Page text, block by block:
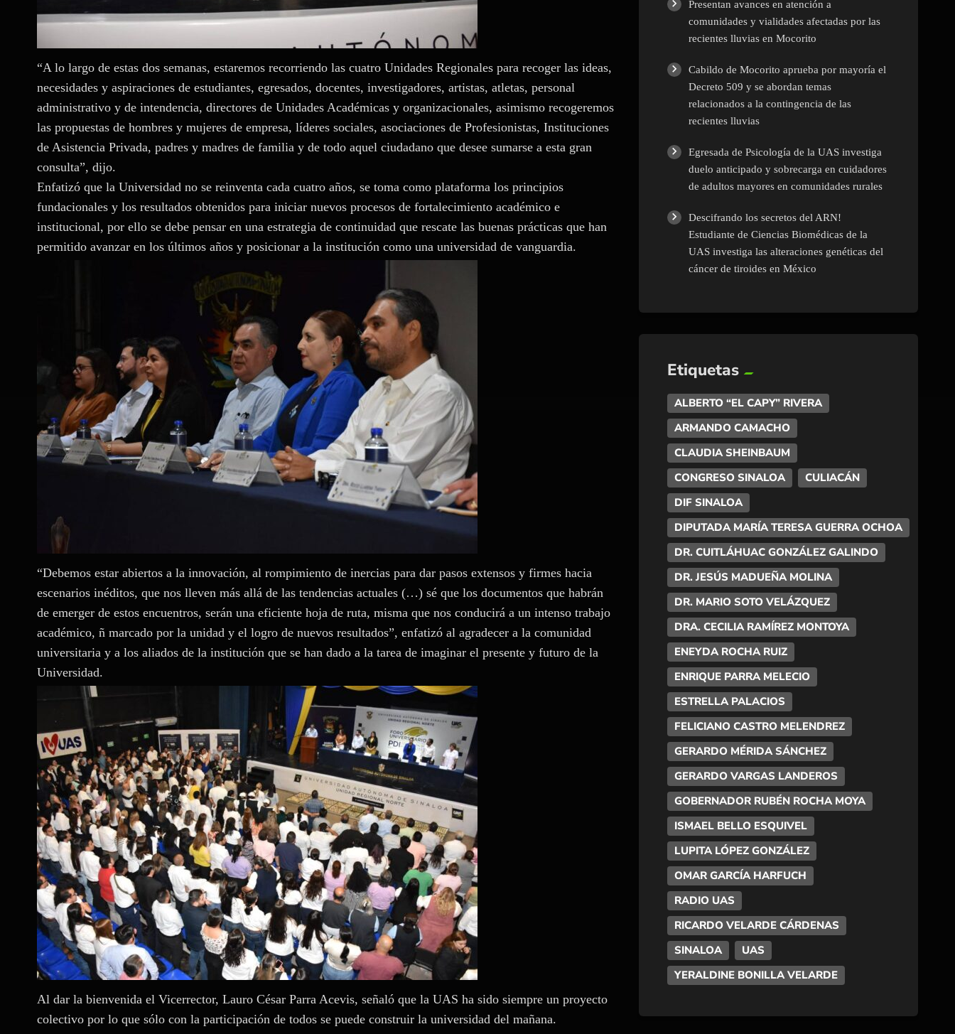
“A lo largo de estas dos semanas, estaremos recorriendo las cuatro Unidades Regionales para recoger las ideas,
necesidades y aspiraciones de estudiantes, egresados, docentes, investigadores, artistas, atletas, personal
administrativo y de intendencia, directores de Unidades Académicas y organizacionales, asimismo recogeremos
las propuestas de hombres y mujeres de empresa, líderes sociales, asociaciones de Profesionistas, Instituciones
de Asistencia Privada, padres y madres de familia y de todo aquel ciudadano que desee sumarse a esta gran
consulta”, dijo.
Enfatizó que la Universidad no se reinventa cada cuatro años, se toma como plataforma los principios
fundacionales y los resultados obtenidos para iniciar nuevos procesos de fortalecimiento académico e
institucional, por ello se debe pensar en una estrategia de continuidad que rescate las buenas prácticas que han
permitido avanzar en los últimos años y posicionar a la institución como una universidad de vanguardia.
“Debemos estar abiertos a la innovación, al rompimiento de inercias para dar pasos extensos y firmes hacia
escenarios inéditos, que nos lleven más allá de las tendencias actuales (…) sé que los documentos que habrán
de emerger de estos encuentros, serán una eficiente hoja de ruta, misma que nos conducirá a un intenso trabajo
académico, ñ marcado por la unidad y el logro de nuevos resultados”, enfatizó al agradecer a la comunidad
universitaria y a los aliados de la institución que se han dado a la tarea de imaginar el presente y futuro de la
Universidad.
Al dar la bienvenida el Vicerrector, Lauro César Parra Acevis, señaló que la UAS ha sido siempre un proyecto
colectivo por lo que sólo con la participación de todos se puede construir la universidad del mañana.
Presentan avances en atención a
comunidades y vialidades afectadas por las
recientes lluvias en Mocorito
Cabildo de Mocorito aprueba por mayoría el
Decreto 509 y se abordan temas
relacionados a la contingencia de las
recientes lluvias
Egresada de Psicología de la UAS investiga
duelo anticipado y sobrecarga en cuidadores
de adultos mayores en comunidades rurales
Descifrando los secretos del ARN!
Estudiante de Ciencias Biomédicas de la
UAS investiga las alteraciones genéticas del
cáncer de tiroides en México
Etiquetas
ALBERTO “EL CAPY” RIVERA
ARMANDO CAMACHO
CLAUDIA SHEINBAUM
CONGRESO SINALOA
CULIACÁN
DIF SINALOA
DIPUTADA MARÍA TERESA GUERRA OCHOA
DR. CUITLÁHUAC GONZÁLEZ GALINDO
DR. JESÚS MADUEÑA MOLINA
DR. MARIO SOTO VELÁZQUEZ
DRA. CECILIA RAMÍREZ MONTOYA
ENEYDA ROCHA RUIZ
ENRIQUE PARRA MELECIO
ESTRELLA PALACIOS
FELICIANO CASTRO MELENDREZ
GERARDO MÉRIDA SÁNCHEZ
GERARDO VARGAS LANDEROS
GOBERNADOR RUBÉN ROCHA MOYA
ISMAEL BELLO ESQUIVEL
LUPITA LÓPEZ GONZÁLEZ
OMAR GARCÍA HARFUCH
RADIO UAS
RICARDO VELARDE CÁRDENAS
SINALOA
UAS
YERALDINE BONILLA VELARDE